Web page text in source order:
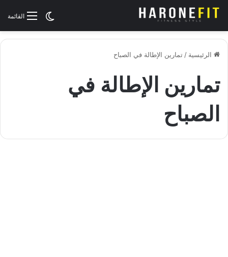
القائمةالوضع
الرئيسية / تمارين الإطالة في الصباح
تمارين الإطالة في
الصباح